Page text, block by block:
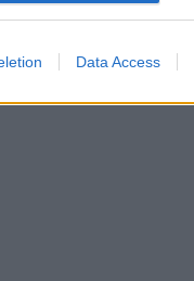
Data Access